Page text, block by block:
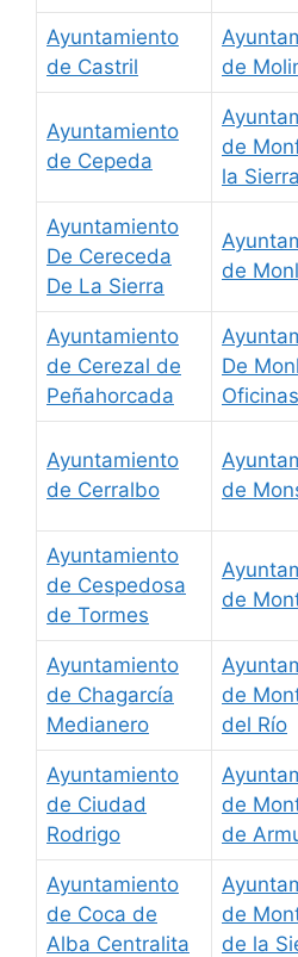
Ayuntamiento
de Castril
de
Ayuntamiento
de Cepeda
de
la Sierra
Ayuntamiento
De Cereceda
De La Sierra
de
Ayuntamiento
de Cerezal de
Peñahorcada
De
Oficinas
Ayuntamiento
de Cerralbo
de
Ayuntamiento
de Cespedosa
de Tormes
de
Ayuntamiento
de Chagarcía
Medianero
de
del Río
Ayuntamiento
de Ciudad
Rodrigo
de
de
Ayuntamiento
de Coca de
Alba Centralita
de
de la